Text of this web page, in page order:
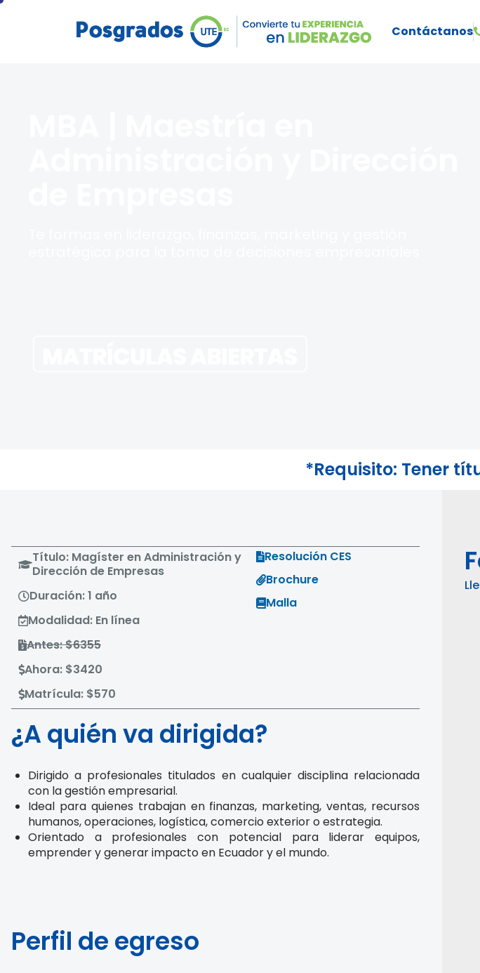
Contáctanos
*Requisito: Tener
Título: Magíster en Administración y
Dirección de Empresas
Duración: 1 año
Modalidad: En línea
Antes: $6355
Ahora: $3420
Matrícula: $570
Resolución CES
Brochure
Malla
¿A quién va dirigida?
Dirigido a profesionales titulados en cualquier disciplina relacionada
con la gestión empresarial.
Ideal para quienes trabajan en finanzas, marketing, ventas, recursos
humanos, operaciones, logística, comercio exterior o estrategia.
Orientado a profesionales con potencial para liderar equipos,
emprender y generar impacto en Ecuador y el mundo.
Perfil de egreso